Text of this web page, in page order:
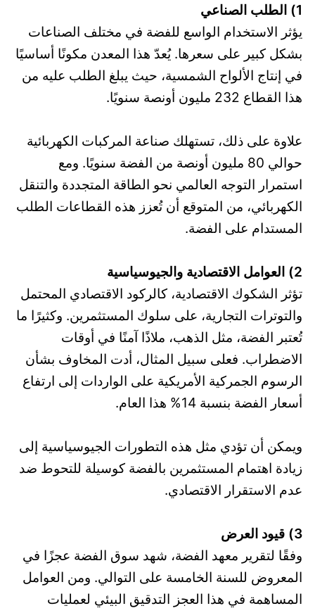
1) الطلب الصناعي
يؤثر الاستخدام الواسع للفضة في مختلف الصناعات
بشكل كبير على سعرها. يُعدّ هذا المعدن مكونًا أساسيًا
في إنتاج الألواح الشمسية، حيث يبلغ الطلب عليه من
هذا القطاع 232 مليون أونصة سنويًا.
علاوة على ذلك، تستهلك صناعة المركبات الكهربائية
حوالي 80 مليون أونصة من الفضة سنويًا. ومع
استمرار التوجه العالمي نحو الطاقة المتجددة والتنقل
الكهربائي، من المتوقع أن تُعزز هذه القطاعات الطلب
المستدام على الفضة.
2) العوامل الاقتصادية والجيوسياسية
تؤثر الشكوك الاقتصادية، كالركود الاقتصادي المحتمل
والتوترات التجارية، على سلوك المستثمرين. وكثيرًا ما
تُعتبر الفضة، مثل الذهب، ملاذًا آمنًا في أوقات
الاضطراب. فعلى سبيل المثال، أدت المخاوف بشأن
الرسوم الجمركية الأمريكية على الواردات إلى ارتفاع
أسعار الفضة بنسبة 14% هذا العام.
ويمكن أن تؤدي مثل هذه التطورات الجيوسياسية إلى
زيادة اهتمام المستثمرين بالفضة كوسيلة للتحوط ضد
عدم الاستقرار الاقتصادي.
3) قيود العرض
وفقًا لتقرير معهد الفضة، شهد سوق الفضة عجزًا في
المعروض للسنة الخامسة على التوالي. ومن العوامل
المساهمة في هذا العجز التدقيق البيئي لعمليات